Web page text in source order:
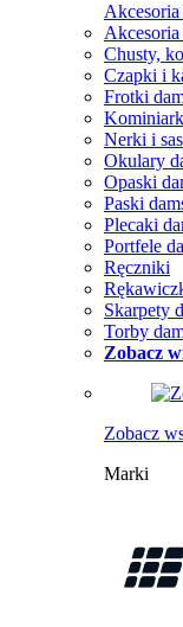
Chusty,
Czapki i
Frotki
Nerki i
Okulary
Opaski
Paski
Plecaki
Portfele
Ręczniki
Skarpety
Torby
Zobacz
Zobacz
Marki